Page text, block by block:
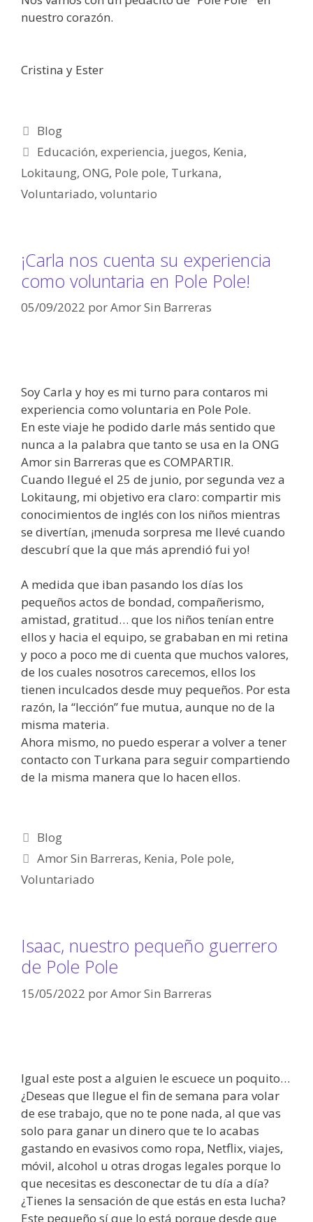
nuestro corazón.
Cristina y Ester
Blog
Educación,experiencia, juegos, Kenia,
Lokitaung, ONG, Pole pole, Turkana,
Voluntariado, voluntario
¡Carla nos cuenta su experiencia
como voluntaria en Pole Pole!
05/09/2022 porAmor Sin Barreras
Soy Carla y hoy es mi turno para contaros mi
experiencia como voluntaria en Pole Pole.
En este viaje he podido darle más sentido que
nunca a la palabra que tanto se usa en la ONG
Amor sin Barreras que es COMPARTIR.
Cuando llegué el 25 de junio, por segunda vez a
Lokitaung, mi objetivo era claro: compartir mis
conocimientos de inglés con los niños mientras
se divertían, ¡menuda sorpresa me llevé cuando
descubrí que la que más aprendió fui yo!
A medida que iban pasando los días los
pequeños actos de bondad, compañerismo,
amistad, gratitud… que los niños tenían entre
ellos y hacia el equipo, se grababan en mi retina
y poco a poco me di cuenta que muchos valores,
de los cuales nosotros carecemos, ellos los
tienen inculcados desde muy pequeños. Por esta
razón, la “lección” fue mutua, aunque no de la
misma materia.
Ahora mismo, no puedo esperar a volver a tener
contacto con Turkana para seguir compartiendo
de la misma manera que lo hacen ellos.
Blog
Amor Sin Barreras, Kenia, Pole pole,
Voluntariado
Isaac, nuestro pequeño guerrero
de Pole Pole
15/05/2022 porAmor Sin Barreras
Igual este post a alguien le escuece un poquito…
¿Deseas que llegue el fin de semana para volar
de ese trabajo, que no te pone nada, al que vas
solo para ganar un dinero que te lo acabas
gastando en evasivos como ropa, Netflix, viajes,
móvil, alcohol u otras drogas legales porque lo
que necesitas es desconectar de tu día a día?
¿Tienes la sensación de que estás en esta lucha?
Este pequeño sí que lo está porque desde que